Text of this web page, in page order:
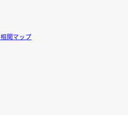
関マップ